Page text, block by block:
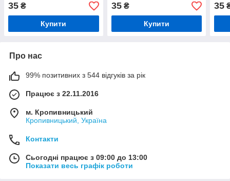
35 ₴
Купити
35₴
Купити
35
Про нас
99% позитивних з 544 відгуків за рік
Працює з 22.11.2016
м. Кропивницький
Кропивницький, Україна
Контакти
Сьогодні працює з 09:00 до 13:00
Показати весь графік роботи